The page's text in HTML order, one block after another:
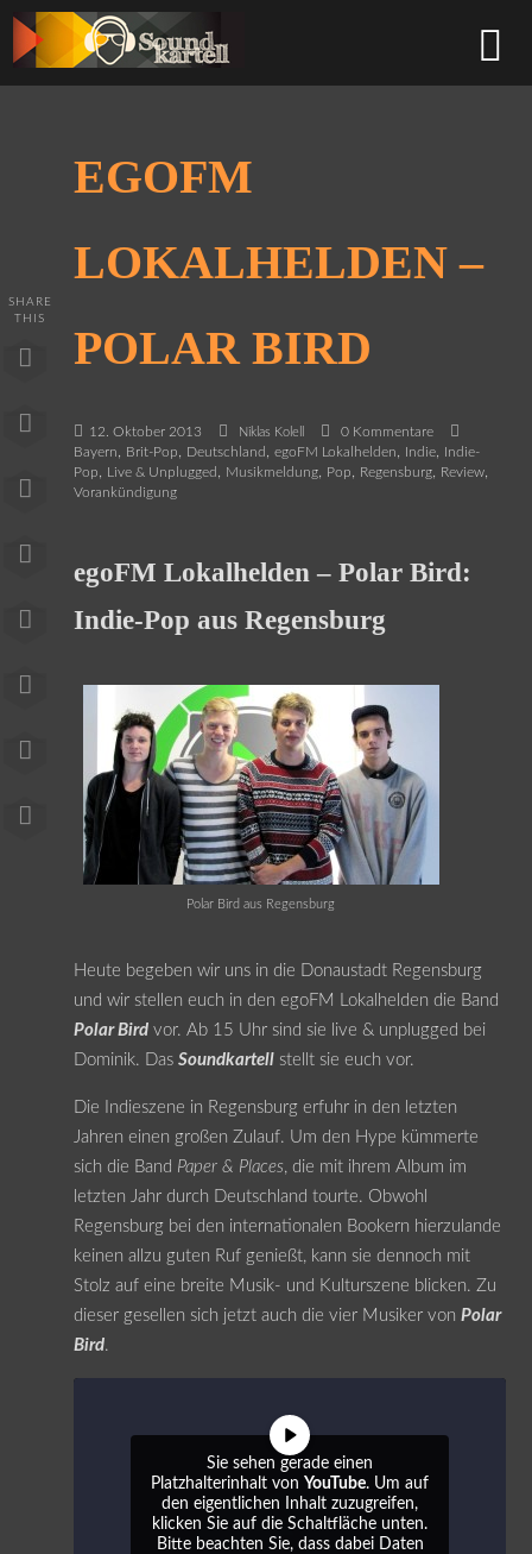
EGOFM
LOKALHELDEN –
POLAR BIRD
12. Oktober 2013 Niklas Kolell
0 Kommentare
Bayern, Brit-Pop, Deutschland , egoFM Lokalhelden, Indie,
Indie-
Pop, Live & Unplugged , Musikmeldung, Pop, Regensburg, Review,
Vorankündigung
SHARE
THIS
egoFM Lokalhelden – Polar Bird:
Indie-Pop aus Regensburg
Polar Bird aus Regensburg
Heute begeben wir uns in die Donaustadt Regensburg
und wir stellen euch in den egoFM Lokalhelden die Band
Polar Birdvor. Ab 15 Uhr sind sie live & unplugged bei
Dominik. Das Soundkartell stellt sie euch vor.
Die Indieszene in Regensburg erfuhr in den letzten
Jahren einen großen Zulauf. Um den Hype kümmerte
sich die Band Paper & Places, die mit ihrem Album im
letzten Jahr durch Deutschland tourte. Obwohl
Regensburg bei den internationalen Bookern hierzulande
keinen allzu guten Ruf genießt, kann sie dennoch mit
Stolz auf eine breite Musik- und Kulturszene blicken. Zu
dieser gesellen sich jetzt auch die vier Musiker von Polar
Bird.
Sie sehen gerade einen
Platzhalterinhalt von YouTube. Um auf
den eigentlichen Inhalt zuzugreifen,
klicken Sie auf die Schaltfläche unten.
Bitte beachten Sie, dass dabei Daten